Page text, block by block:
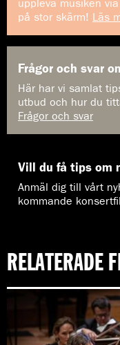
uppleva musiken
på stor skärm! Läs
Frågor och svar
Här har vi samlat
utbud och hur du
Frågor och svar
Vill du få tips om
Anmäl dig till vårt
kommande
RELATERADE